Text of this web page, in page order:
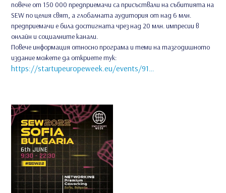
повече от 150 000 предприемачи са присъствали на събитията на
SEW по целия свят, а глобалната аудитория от над 6 млн.
предприемачи е била достигната чрез над 20 млн. импресии в
онлайн и социалните канали.
Повече информация относно програма и теми на тазгодишното
издание можете да откриете тук:
https://startupeuropeweek.eu/events/91…